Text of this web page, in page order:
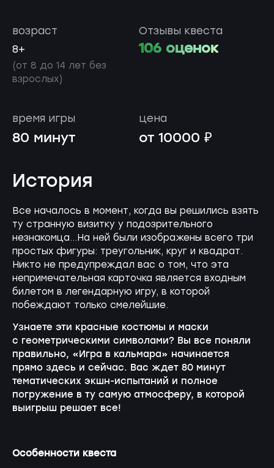
возраст
8+
(от 8 до 14 лет без
взрослых)
Отзывы квеста
106 оценок
время игры
80 минут
цена
от 10000 ₽
История
Все началось в момент, когда вы решились взять
ту странную визитку у подозрительного
незнакомца...На ней были изображены всего три
простых фигуры: треугольник, круг и квадрат.
Никто не предупреждал вас о том, что эта
непримечательная карточка является входным
билетом в легендарную игру, в которой
побеждают только смелейшие.
Узнаете эти красные костюмы и маски
с геометрическими символами? Вы все поняли
правильно, «Игра в кальмара» начинается
прямо здесь и сейчас. Вас ждет 80 минут
тематических экшн-испытаний и полное
погружение в ту самую атмосферу, в которой
выигрыш решает все!
Особенности квеста